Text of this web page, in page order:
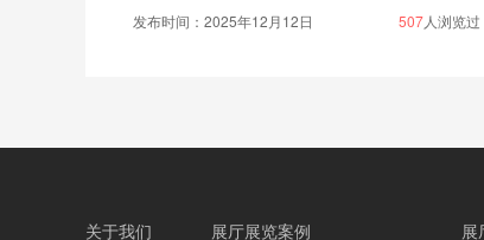
发布时间：2025年12月12日
507人浏览过
关于我们 展厅展览案例